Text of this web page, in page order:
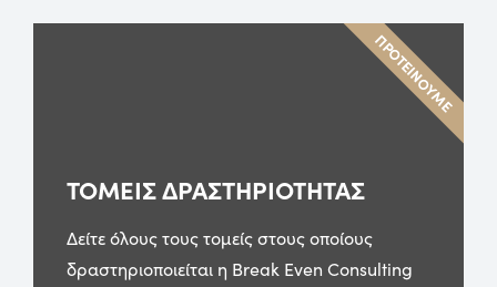
ΤΟΜΕΙΣ ΔΡΑΣΤΗΡΙΟΤΗΤΑΣ
Δείτε όλους τους τομείς στους οποίους
δραστηριοποιείται η Break Even Consulting
ΠΡΟΤΕΙΝΟΥΜΕ